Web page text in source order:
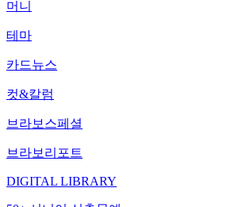
머니
테마
카드뉴스
컷&칼럼
브라보스페셜
브라보리포트
DIGITAL LIBRARY